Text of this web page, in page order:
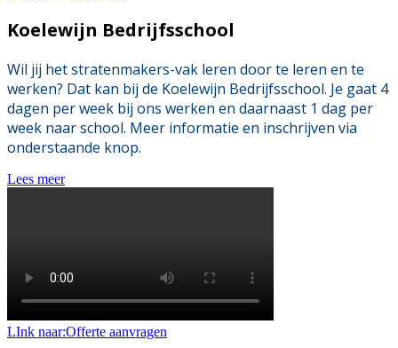
Koelewijn Bedrijfsschool
Wil jij het stratenmakers-vak leren door te leren en te
werken? Dat kan bij de Koelewijn Bedrijfsschool. Je gaat 4
dagen per week bij ons werken en daarnaast 1 dag per
week naar school. Meer informatie en inschrijven via
onderstaande knop.
Lees meer
LInk naar:Offerte aanvragen